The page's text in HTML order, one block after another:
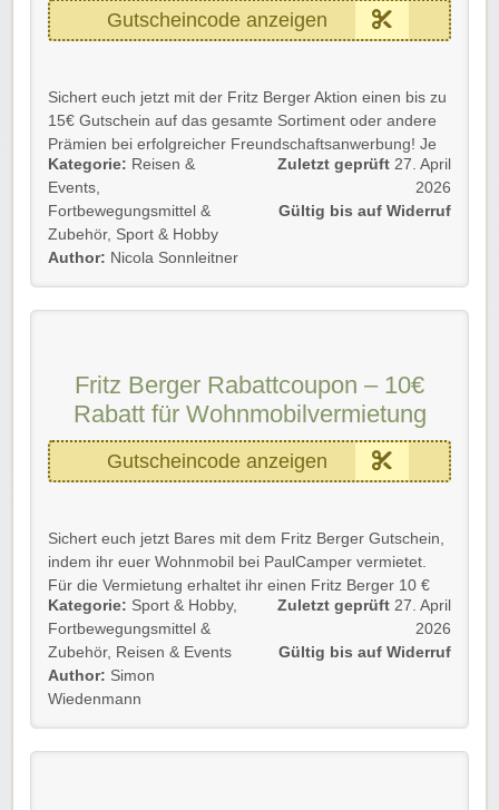
kräftig profitieren!Gutscheincode anzeigen
Sichert euch jetzt mit der Fritz Berger Aktion einen bis zu
15€ Gutschein auf das gesamte Sortiment oder andere
Prämien bei erfolgreicher Freundschaftsanwerbung! Je
höher der Bestellwert eures Freundes ist, desto höher
fällt auch euer Gutschein oder eure Prämie aus.
Es gibt auch weitere Prämien. Schaut euch dazu die
Prämien-Übersichtsseite an.
Kategorie: Reisen &
Events
Fortbewegungsmittel &
Zubehör, Sport & Hobby
Author: Nicola Sonnleitner
Zuletzt geprüft 27. April
2026
Gültig bis auf Widerruf
Fritz Berger Rabattcoupon – 10€
Rabatt für Wohnmobilvermietung
Gutscheincode anzeigen
Sichert euch jetzt Bares mit dem Fritz Berger Gutschein,
indem ihr euer Wohnmobil bei PaulCamper vermietet.
Für die Vermietung erhaltet ihr einen Fritz Berger 10 €
Gutschein + einen 100 € Vermittlungs-Gutschein von
PaulCamper.
Gültig für Fritz Berger Vorteilskarten-Mitglieder.
Kategorie: Sport & Hobby,
Fortbewegungsmittel &
Zubehör, Reisen & Events
Author: Simon
Wiedenmann
Zuletzt geprüft 27. April
2026
Gültig bis auf Widerruf